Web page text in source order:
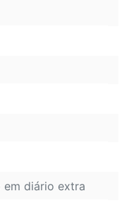
em diário extra